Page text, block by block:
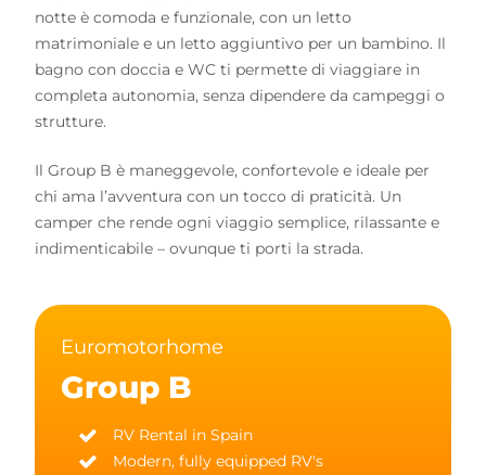
notte è comoda e funzionale, con un letto
matrimoniale e un letto aggiuntivo per un bambino. Il
bagno con doccia e WC ti permette di viaggiare in
completa autonomia, senza dipendere da campeggi o
strutture.
Il Group B è maneggevole, confortevole e ideale per
chi ama l’avventura con un tocco di praticità. Un
camper che rende ogni viaggio semplice, rilassante e
indimenticabile – ovunque ti porti la strada.
Euromotorhome
Group B
RV Rental in Spain
Modern, fully equipped RV's